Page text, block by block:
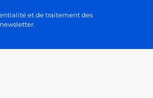
et de traitement des